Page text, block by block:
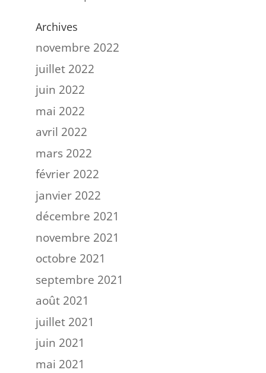
Archives
novembre 2022
juillet 2022
juin 2022
mai 2022
avril 2022
mars 2022
février 2022
janvier 2022
décembre 2021
novembre 2021
octobre 2021
septembre 2021
août 2021
juillet 2021
juin 2021
mai 2021